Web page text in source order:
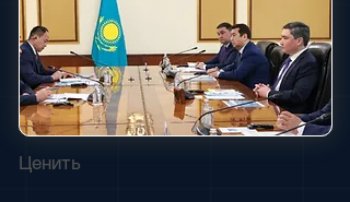
Ценить